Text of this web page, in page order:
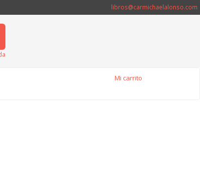
libros@carmichaelalonso.com
Mi carrito